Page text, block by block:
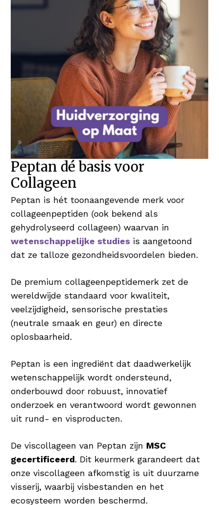
Peptan dé basis voor
Collageen
Peptan is hét toonaangevende merk voor
collageenpeptiden (ook bekend als
gehydrolyseerd collageen) waarvan in
wetenschappelijke studies is aangetoond
dat ze talloze gezondheidsvoordelen bieden.
De premium collageenpeptidemerk zet de
wereldwijde standaard voor kwaliteit,
veelzijdigheid, sensorische prestaties
(neutrale smaak en geur) en directe
oplosbaarheid.
Peptan is een ingrediënt dat daadwerkelijk
wetenschappelijk wordt ondersteund,
onderbouwd door robuust, innovatief
onderzoek en verantwoord wordt gewonnen
uit rund- en visproducten.
De viscollageen van Peptan zijn MSC
gecertificeerd. Dit keurmerk garandeert dat
onze viscollageen afkomstig is uit duurzame
visserij, waarbij visbestanden en het
ecosysteem worden beschermd.